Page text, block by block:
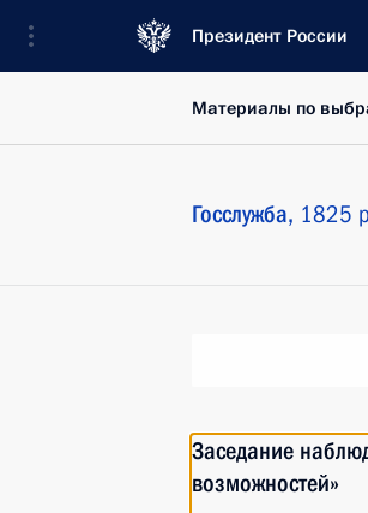
Президент России
Материалы по
Госслужба, 1825
Заседание
возможностей»